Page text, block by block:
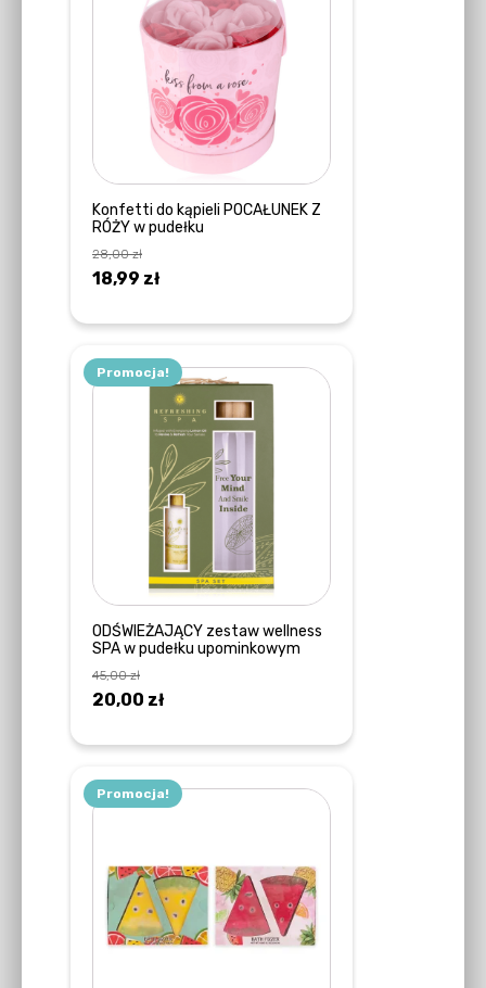
Konfetti do kąpieli POCAŁUNEK Z
RÓŻY w pudełku
28,00zł
Pierwotna
wynosiła:
28,00 zł.
18,99 złAktualna
wynosi:
18,99 zł.
Promocja!
ODŚWIEŻAJĄCY zestaw wellness
SPA w pudełku upominkowym
45,00zł
Pierwotna
wynosiła:
45,00 zł.
20,00 złAktualna
wynosi:
20,00 zł.
Promocja!